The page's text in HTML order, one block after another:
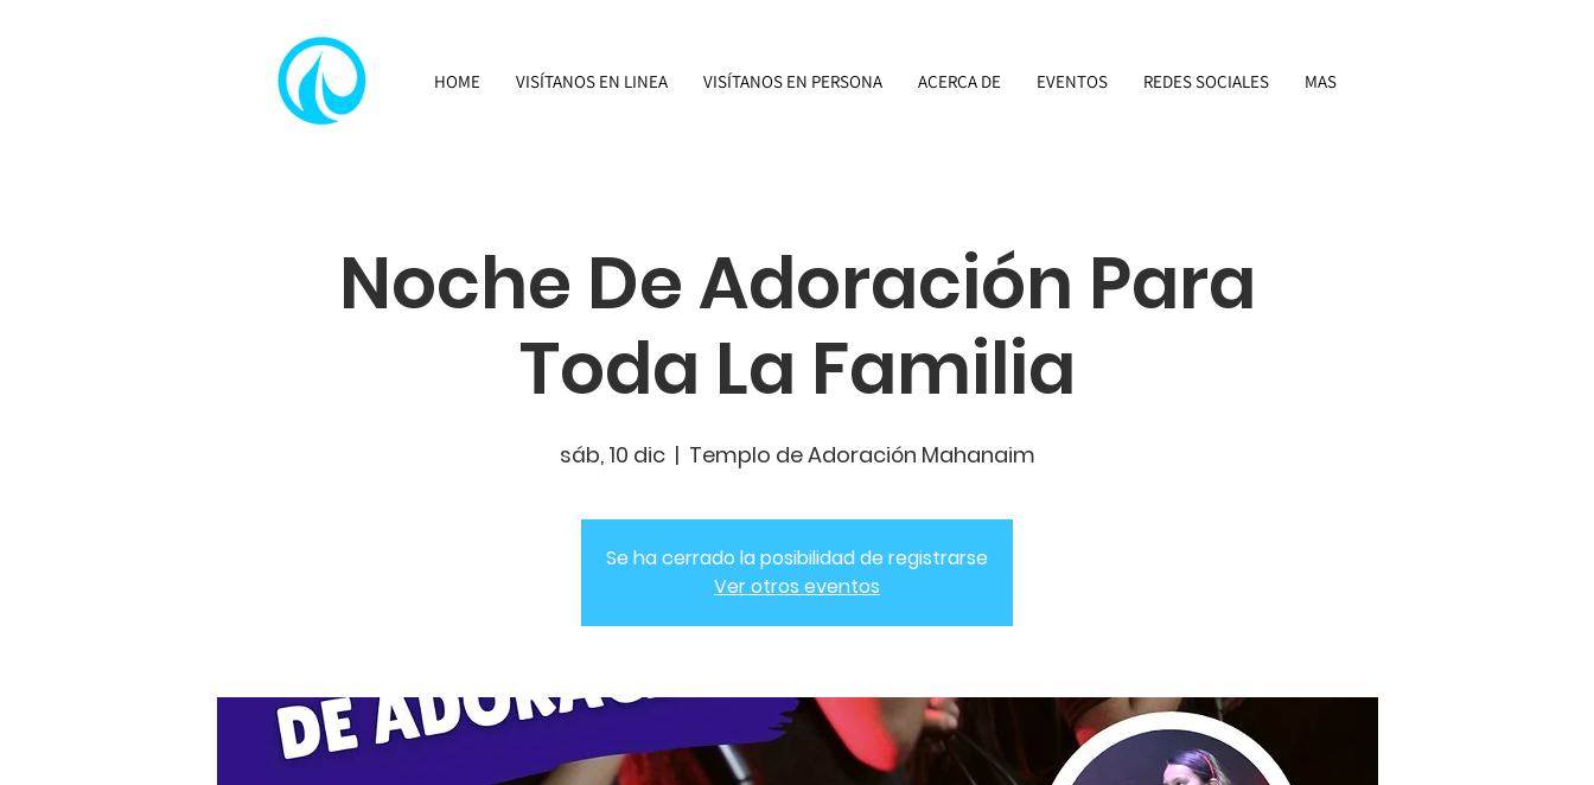
HOME VISÍTANOS EN LINEA VISÍTANOS EN PERSONA ACERCA DE EVENTOS REDES SOCIALES MAS
Noche De Adoración Para
Toda La Familia
sáb, 10 dic
  |
Templo de Adoración Mahanaim
Se ha cerrado la posibilidad de registrarse
Ver otros eventos